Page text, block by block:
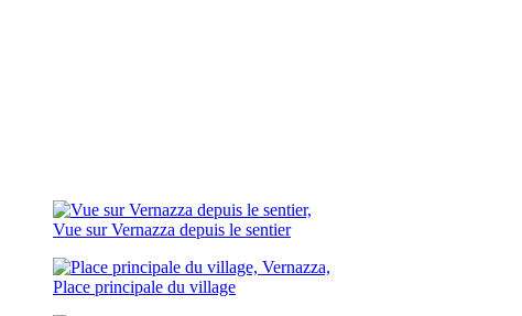
Vue sur Vernazza depuis le sentier
Place principale du village